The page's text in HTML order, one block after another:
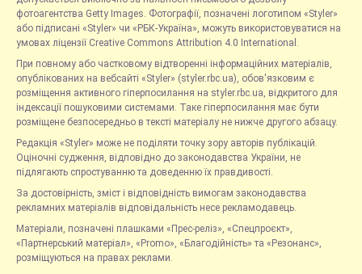
фотоагентства Getty Images. Фотографії, позначені логотипом «Styler»
або підписані «Styler» чи «РБК-Україна», можуть використовуватися на
умовах ліцензії Creative Commons Attribution 4.0 International.
При повному або частковому відтворенні інформаційних матеріалів,
опублікованих на вебсайті «Styler» (styler.rbc.ua), обов'язковим є
розміщення активного гіперпосилання на styler.rbc.ua, відкритого для
індексації пошуковими системами. Таке гіперпосилання має бути
розміщене безпосередньо в тексті матеріалу не нижче другого абзацу.
Редакція «Styler» може не поділяти точку зору авторів публікацій.
Оціночні судження, відповідно до законодавства України, не
підлягають спростуванню та доведенню їх правдивості.
За достовірність, зміст і відповідність вимогам законодавства
рекламних матеріалів відповідальність несе рекламодавець.
Матеріали, позначені плашками «Прес-реліз», «Спецпроєкт»,
«Партнерський матеріал», «Promo», «Благодійність» та «Резонанс»,
розміщуються на правах реклами.